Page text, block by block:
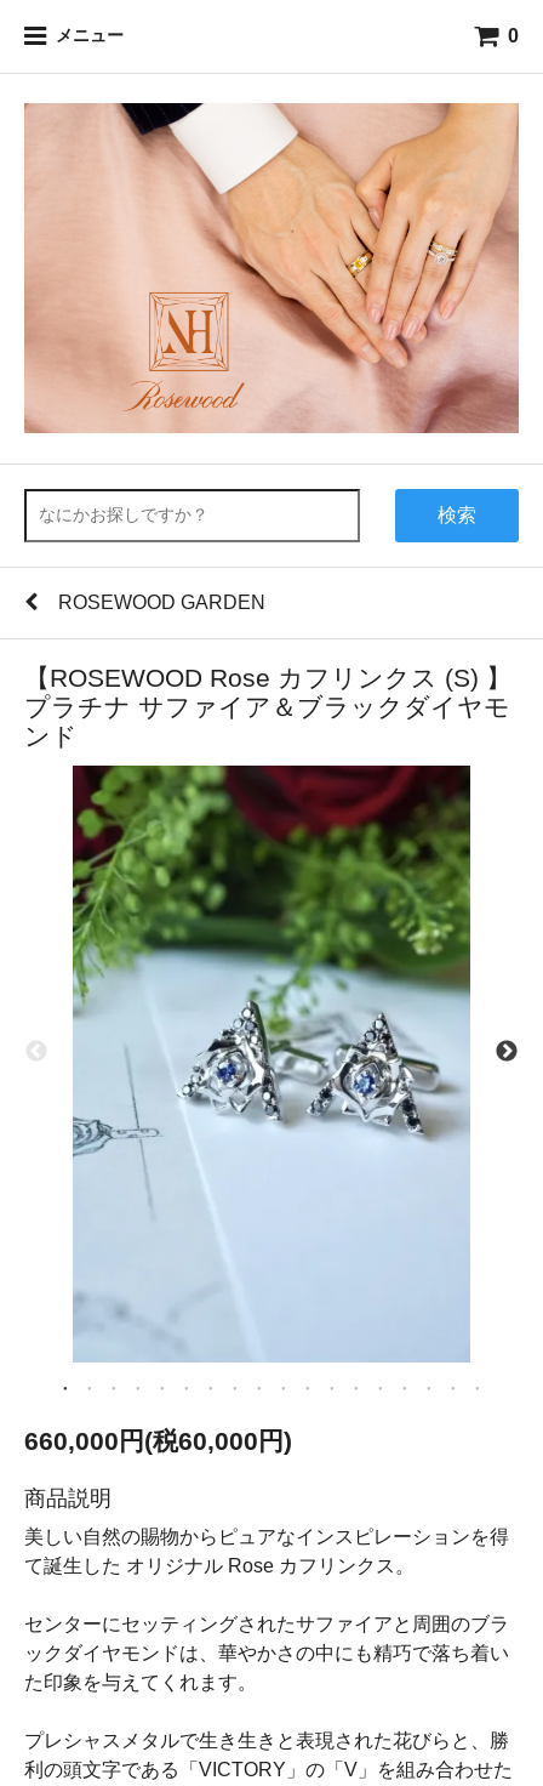
メニュー 0
検索
ROSEWOOD GARDEN
【ROSEWOOD Rose カフリンクス (S) 】
プラチナ サファイア＆ブラックダイヤモ
ンド
660,000円(税60,000円)
商品説明
美しい自然の賜物からピュアなインスピレーションを得
て誕生した オリジナル Rose カフリンクス。
センターにセッティングされたサファイアと周囲のブラ
ックダイヤモンドは、華やかさの中にも精巧で落ち着い
た印象を与えてくれます。
プレシャスメタルで生き生きと表現された花びらと、勝
利の頭文字である「VICTORY」の「V」を組み合わせた